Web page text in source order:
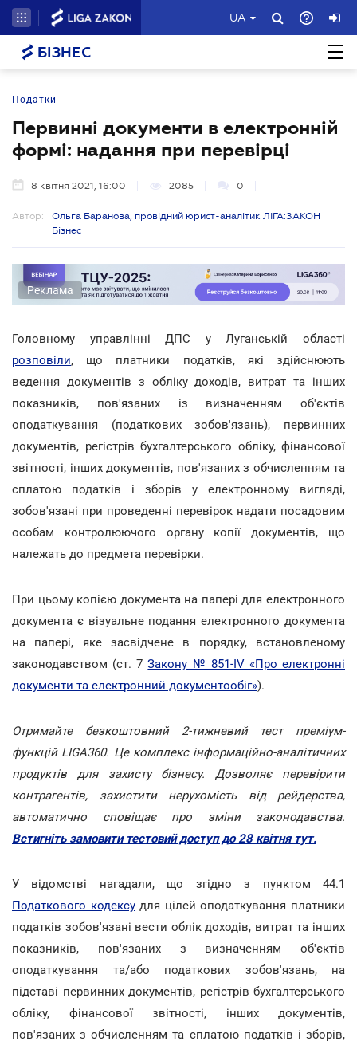
UA
БІЗНЕС
Податки
Первинні документи в електронній
формі: надання при перевірці
8 квітня 2021, 16:00 2085 0
Автор:
Ольга Баранова, провідний юрист-аналітик ЛІГА:ЗАКОН
Бізнес
Реклама
Головному управлінні ДПС у Луганській області
розповіли, що платники податків, які здійснюють
ведення документів з обліку доходів, витрат та інших
показників, пов'язаних із визначенням об'єктів
оподаткування (податкових зобов'язань), первинних
документів, регістрів бухгалтерського обліку, фінансової
звітності, інших документів, пов'язаних з обчисленням та
сплатою податків і зборів у електронному вигляді,
зобов'язані при проведенні перевірок надати посадовим
особам контролюючого органу копії документів, що
належать до предмета перевірки.
При цьому копією документа на папері для електронного
документа є візуальне подання електронного документа
на папері, яке засвідчене в порядку, встановленому
законодавством (ст. 7Закону № 851-IV «Про електронні
документи та електронний документообіг»).
Отримайте безкоштовний 2-тижневий тест преміум-
функцій LIGA360. Це комплекс інформаційно-аналітичних
продуктів для захисту бізнесу. Дозволяє перевірити
контрагентів, захистити нерухомість від рейдерства,
автоматично сповіщає про зміни законодавства.
Встигніть замовити тестовий доступ до 28 квітня тут.
У відомстві нагадали, що згідно з пунктом 44.1
Податкового кодексудля цілей оподаткування платники
податків зобов'язані вести облік доходів, витрат та інших
показників, пов'язаних з визначенням об'єктів
оподаткування та/або податкових зобов'язань, на
підставі первинних документів, регістрів бухгалтерського
обліку, фінансової звітності, інших документів,
пов'язаних з обчисленням та сплатою податків і зборів,